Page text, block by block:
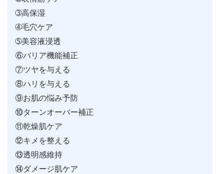
➂高保湿
➃毛穴ケア
➄美容液浸透
⑥バリア機能補正
⑦ツヤを与える
⑧ハリを与える
⑨お肌の悩み予防
⑩ターンオーバー補正
⑪乾燥肌ケア
⑫キメを整える
⑬透明感維持
⑭ダメージ肌ケア